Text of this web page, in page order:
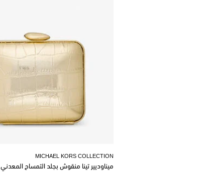
MICHAEL KORS COLLECTION
ميناوديير تينا منقوش بجلد التمساح المعدني